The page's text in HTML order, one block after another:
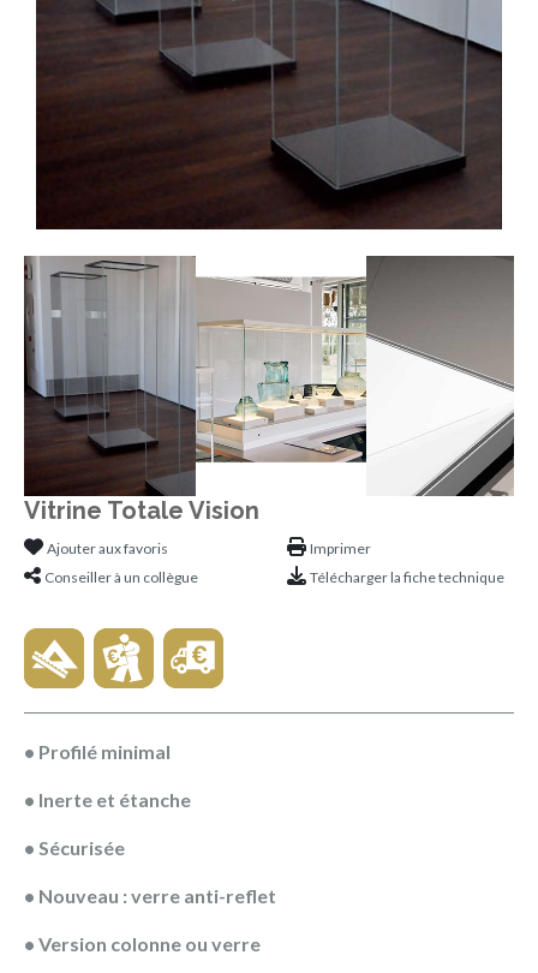
Vitrine Totale Vision
Ajouter aux favoris
Conseiller à un collègue
Imprimer
Télécharger la fiche technique
• Profilé minimal
• Inerte et étanche
• Sécurisée
• Nouveau : verre anti-reflet
• Version colonne ou verre